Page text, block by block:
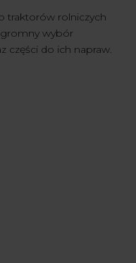
traktorów rolniczych
wybór
części do ich napraw.